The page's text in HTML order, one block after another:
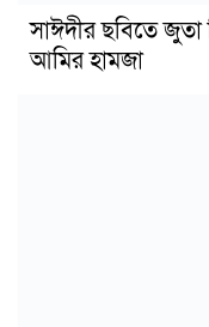
সাঈদীর ছবিতে জুতা
আমির হামজা